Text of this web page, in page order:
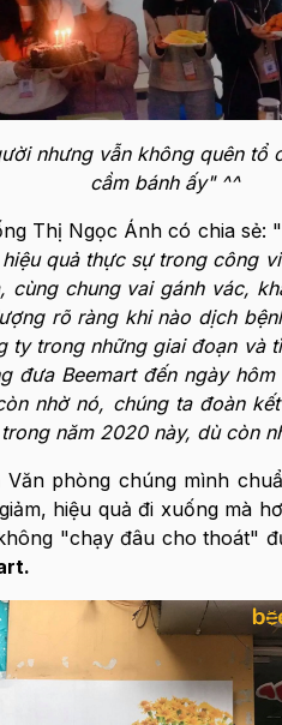
nhưng vẫn không quên tổ
cầm bánh ấy" ^^
Thị Ngọc Ánh có chia sẻ: "
quả thực sự trong công
cùng chung vai gánh vác,
rõ ràng khi nào dịch
ty trong những giai đoạn và
đưa Beemart đến ngày
nhờ nó, chúng ta đoàn
năm 2020 này, dù còn
phòng chúng mình
hiệu quả đi xuống mà
"chạy đâu cho thoát"